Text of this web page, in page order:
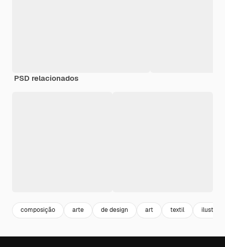
PSD relacionados
composição arte de design art textil